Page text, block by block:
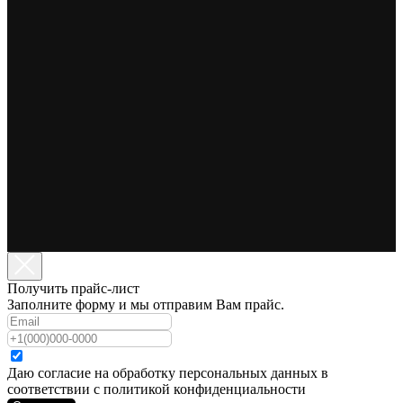
Получить прайс-лист
Заполните форму и мы отправим Вам прайс.
Даю согласие на обработку персональных данных в
соответствии с политикой конфиденциальности